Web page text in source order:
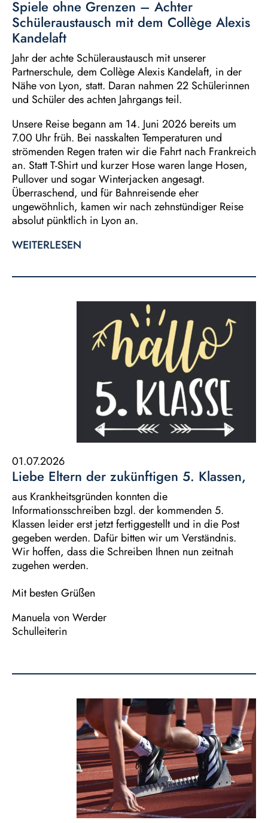
Spiele ohne Grenzen – Achter
Schüleraustausch mit dem Collège Alexis
Kandelaft
Jahr der achte Schüleraustausch mit unserer
Partnerschule, dem Collège Alexis Kandelaft, in der
Nähe von Lyon, statt. Daran nahmen 22 Schülerinnen
und Schüler des achten Jahrgangs teil.
Unsere Reise begann am 14. Juni 2026 bereits um
7.00 Uhr früh. Bei nasskalten Temperaturen und
strömenden Regen traten wir die Fahrt nach Frankreich
an. Statt T-Shirt und kurzer Hose waren lange Hosen,
Pullover und sogar Winterjacken angesagt.
Überraschend, und für Bahnreisende eher
ungewöhnlich, kamen wir nach zehnstündiger Reise
absolut pünktlich in Lyon an.
WEITERLESEN
01.07.2026
Liebe Eltern der zukünftigen 5. Klassen,
aus Krankheitsgründen konnten die
Informationsschreiben bzgl. der kommenden 5.
Klassen leider erst jetzt fertiggestellt und in die Post
gegeben werden. Dafür bitten wir um Verständnis.
Wir hoffen, dass die Schreiben Ihnen nun zeitnah
zugehen werden.
Mit besten Grüßen
Manuela von Werder
Schulleiterin